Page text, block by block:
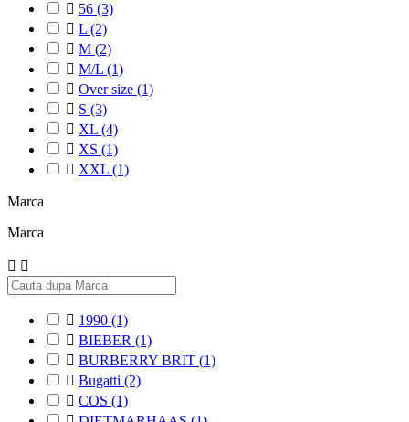
 56 (3)
 L (2)
 M (2)
 M/L (1)
 Over size (1)
 S (3)
 XL (4)
 XS (1)
 XXL (1)
Marca
Marca
 
 1990 (1)
 BIEBER (1)
 BURBERRY BRIT (1)
 Bugatti (2)
 COS (1)